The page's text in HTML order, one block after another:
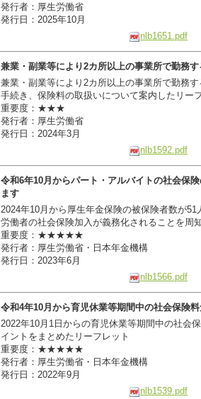
発行者：厚生労働省
発行日：2025年10月
nlb1651.pdf
兼業・副業等により2カ所以上の事業所で勤務
兼業・副業等により2カ所以上の事業所で勤務
手続き、保険料の取扱いについて案内したリー
重要度：★★★
発行者：厚生労働省
発行日：2024年3月
nlb1592.pdf
令和6年10月からパート・アルバイトの社会保
ます
2024年10月から厚生年金保険の被保険者数が
労働者の社会保険加入が義務化されることを周
重要度：★★★★★
発行者：厚生労働省・日本年金機構
発行日：2023年6月
nlb1566.pdf
令和4年10月から育児休業等期間中の社会保険
2022年10月1日からの育児休業等期間中の社会
イントをまとめたリーフレット
重要度：★★★★★
発行者：厚生労働省・日本年金機構
発行日：2022年9月
nlb1539.pdf